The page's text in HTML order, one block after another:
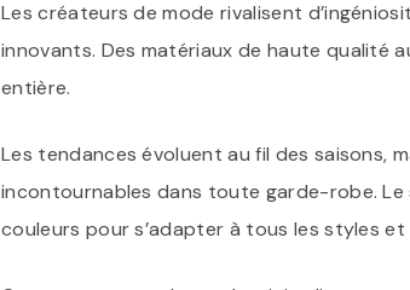
Les créateurs de mode rivalisent
innovants. Des matériaux de haute qualité
entière.
Les tendances évoluent au fil des saisons,
incontournables dans toute garde-robe.
couleurs pour s’adapter à tous les styles et